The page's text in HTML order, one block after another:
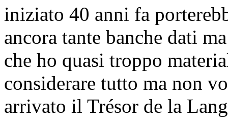
iniziato 40 anni fa
ancora tante banche dati
che ho quasi troppo
considerare tutto ma non
arrivato il Trésor de la